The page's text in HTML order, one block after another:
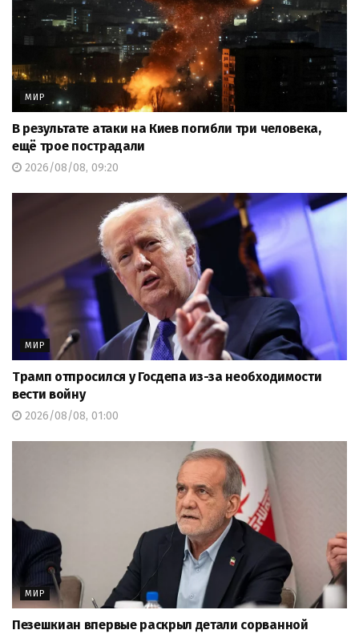
МИР
В результате атаки на Киев погибли три человека,
ещё трое пострадали
2026/08/08, 09:20
МИР
Трамп отпросился у Госдепа из-за необходимости
вести войну
2026/08/08, 01:00
МИР
Пезешкиан впервые раскрыл детали сорванной